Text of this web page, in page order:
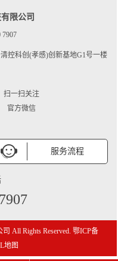
限公司
7907
控科创(孝感)创新基地G1号一楼
扫一扫关注
官方微信
服务流程
All Rights Reserved. 鄂ICP备
地图